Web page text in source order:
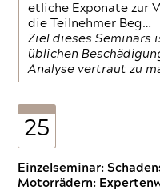
etliche Exponate zur
die Teilnehmer Beg…
Ziel dieses Seminars
üblichen
Analyse vertraut zu
25
Einzelseminar:
Motorrädern: